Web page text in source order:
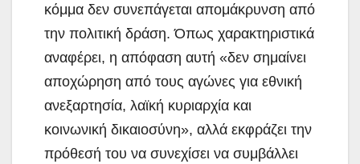
κόμμα δεν συνεπάγεται απομάκρυνση από
την πολιτική δράση. Όπως χαρακτηριστικά
αναφέρει, η απόφαση αυτή «δεν σημαίνει
αποχώρηση από τους αγώνες για εθνική
ανεξαρτησία, λαϊκή κυριαρχία και
κοινωνική δικαιοσύνη», αλλά εκφράζει την
πρόθεσή του να συνεχίσει να συμβάλλει